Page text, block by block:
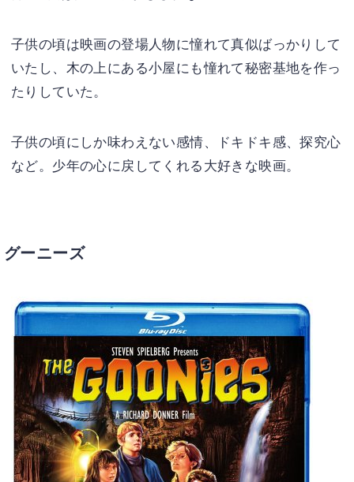
子供の頃は映画の登場人物に憧れて真似ばっかりして
いたし、木の上にある小屋にも憧れて秘密基地を作っ
たりしていた。
子供の頃にしか味わえない感情、ドキドキ感、探究心
など。少年の心に戻してくれる大好きな映画。
グーニーズ